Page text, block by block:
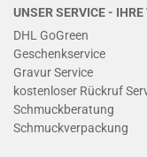
UNSER SERVICE -
DHL GoGreen
Geschenkservice
Gravur Service
kostenloser Rückruf
Schmuckberatung
Schmuckverpackung